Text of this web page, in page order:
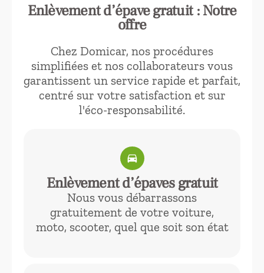
Enlèvement d’épave gratuit : Notre
offre
Chez Domicar, nos procédures
simplifiées et nos collaborateurs vous
garantissent un service rapide et parfait,
centré sur votre satisfaction et sur
l'éco-responsabilité.
directions_car
Enlèvement d’épaves gratuit
Nous vous débarrassons
gratuitement de votre voiture,
moto, scooter, quel que soit son état